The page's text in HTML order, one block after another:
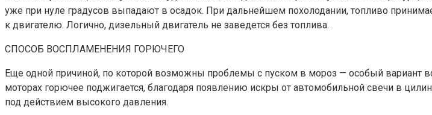
уже при нуле градусов выпадают в осадок. При дальнейшем похолодании, топливо
к двигателю. Логично, дизельный двигатель не заведется без топлива.
СПОСОБ ВОСПЛАМЕНЕНИЯ ГОРЮЧЕГО
Еще одной причиной, по которой возможны проблемы с пуском в мороз — особый вариант
моторах горючее поджигается, благодаря появлению искры от автомобильной свечи в
под действием высокого давления.